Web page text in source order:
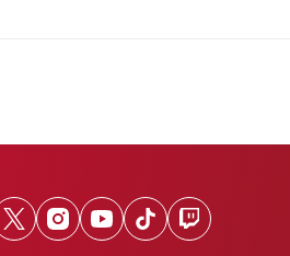
X Instagram
Youtube
TikTokTwitch